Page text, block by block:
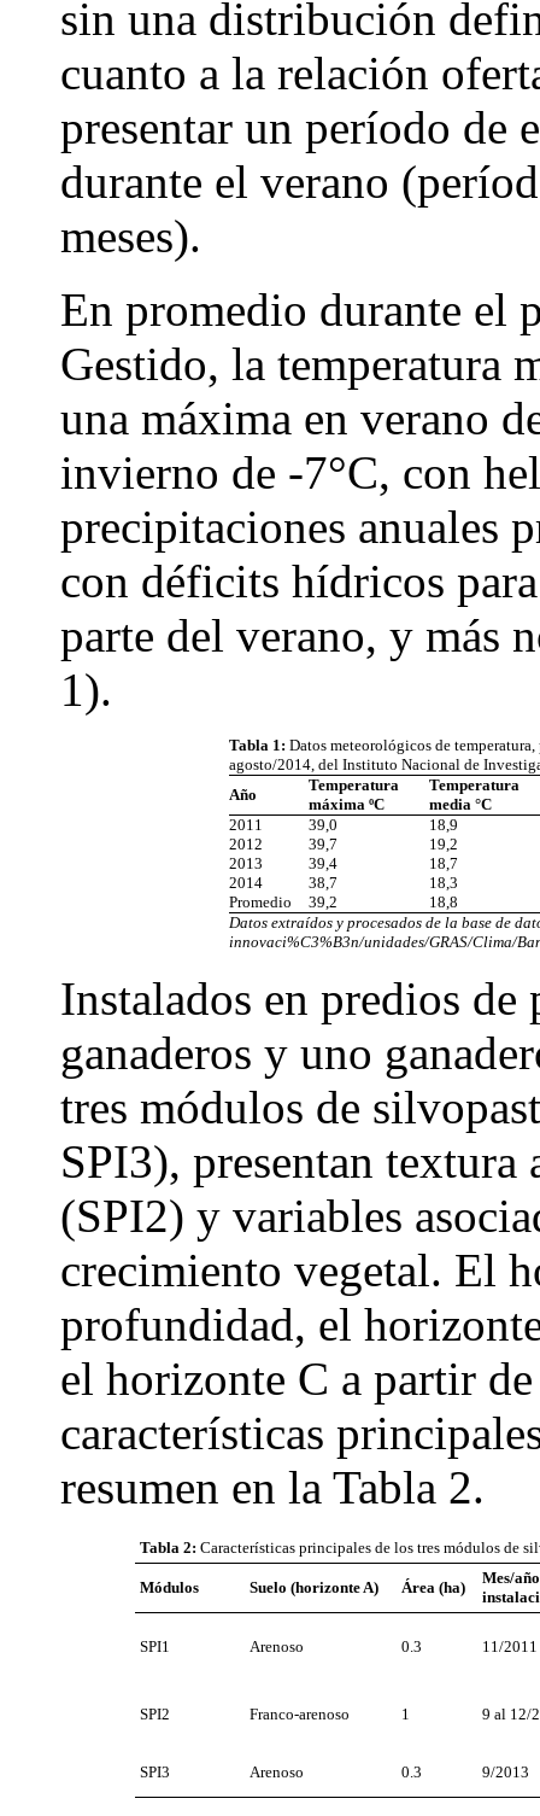
sin una distribución
cuanto a la relación
presentar un período de
durante el verano
meses).
En promedio durante el
Gestido, la temperatura
una máxima en verano
invierno de -7°C, con
precipitaciones anuales
con déficits hídricos
parte del verano, y más
1).
Tabla 1: Datos meteorológicos de
agosto/2014, del Instituto Nacional de
Año
Temperatura
máxima ºC
Temperatura
media °C
2011
39,0
18,9
2012
39,7
19,2
2013
39,4
18,7
2014
38,7
18,3
Promedio
39,2
18,8
Datos extraídos y procesados de la base de
innovaci%C3%B3n/unidades/GRAS/Clima/
Instalados en predios
ganaderos y uno
tres módulos de
SPI3), presentan textura
(SPI2) y variables
crecimiento vegetal. El
profundidad, el
el horizonte C a partir
características
resumen en la Tabla 2.
Tabla 2: Características principales de los tres módulos de
Módulos Suelo (horizonte A) Área (ha)
Mes/
SPI1 Arenoso 0.3 11/
SPI2 Franco-arenoso 1 9 al 12/
SPI3 Arenoso 0.3 9/2013